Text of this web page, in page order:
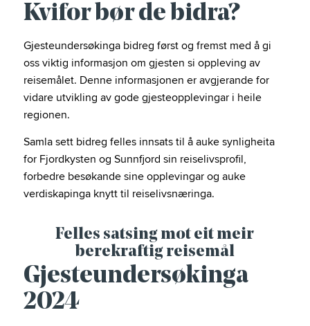
Kvifor bør de bidra?
Gjesteundersøkinga bidreg først og fremst med å gi
oss viktig informasjon om gjesten si oppleving av
reisemålet. Denne informasjonen er avgjerande for
vidare utvikling av gode gjesteopplevingar i heile
regionen.
Samla sett bidreg felles innsats til å auke synligheita
for Fjordkysten og Sunnfjord sin reiselivsprofil,
forbedre besøkande sine opplevingar og auke
verdiskapinga knytt til reiselivsnæringa.
Felles satsing mot eit meir
berekraftig reisemål
Gjesteundersøkinga
2024